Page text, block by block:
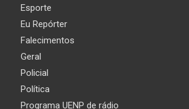
Esporte
Eu Repórter
Falecimentos
Geral
Policial
Política
Programa UENP de rádio